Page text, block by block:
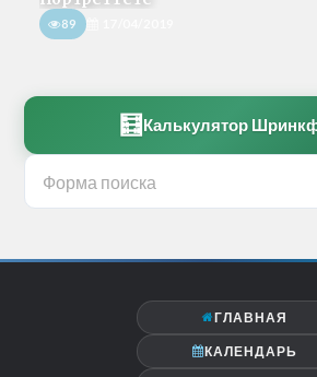
89
🧮 Калькулятор
ГЛАВНАЯ
КАЛЕНДАРЬ